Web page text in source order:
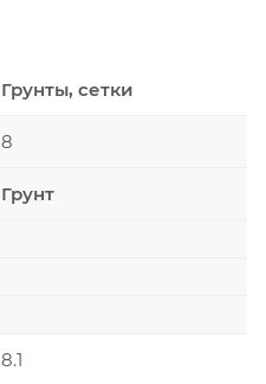
Грунты, сетки
8
Грунт
8.1